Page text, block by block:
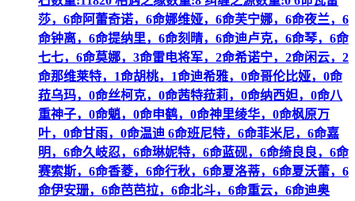
莎，6命阿蕾奇诺，6命娜维娅，6命芙宁娜，6命夜兰，6
命钟离，6命提纳里，6命刻晴，6命迪卢克，6命琴，6命
七七，6命莫娜，3命雷电将军，2命希诺宁，2命闲云，2
命那维莱特，1命胡桃，1命迪希雅，0命哥伦比娅，0命
菈乌玛，0命丝柯克，0命茜特菈莉，0命纳西妲，0命八
重神子，0命魈，0命申鹤，0命神里绫华，0命枫原万
叶，0命甘雨，0命温迪 6命班尼特，6命菲米尼，6命嘉
明，6命久岐忍，6命琳妮特，6命蓝砚，6命绮良良，6命
赛索斯，6命香菱，6命行秋，6命夏洛蒂，6命夏沃蕾，6
命伊安珊，6命芭芭拉，6命北斗，6命重云，6命迪奥